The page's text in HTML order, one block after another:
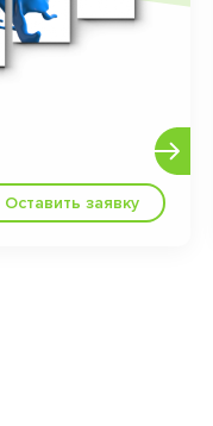
Оставить заявку